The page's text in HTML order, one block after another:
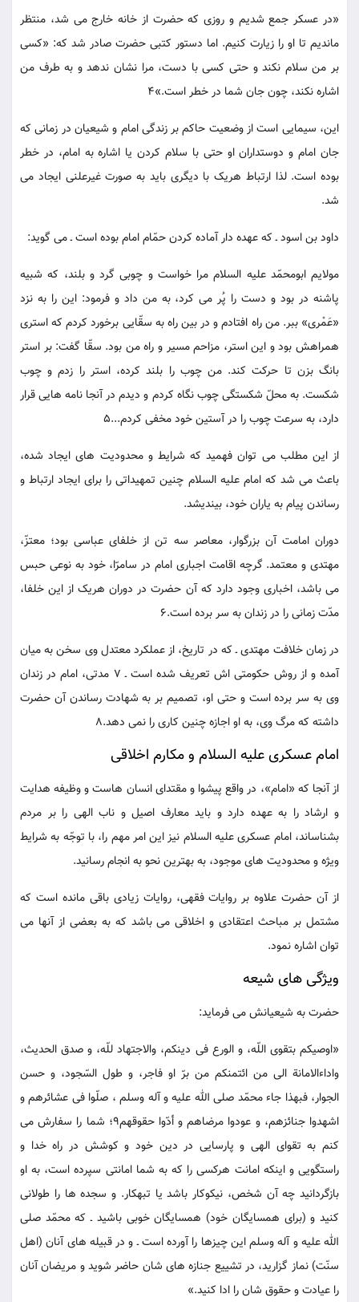
«در عسکر جمع شدیم و روزی که حضرت از خانه خارج می شد، منتظر
ماندیم تا او را زیارت کنیم. اما دستور کتبی حضرت صادر شد که: «کسی
بر من سلام نکند و حتی کسی با دست، مرا نشان ندهد و به طرف من
اشاره نکند، چون جان شما در خطر است.»4
این، سیمایی است از وضعیت حاکم بر زندگی امام و شیعیان در زمانی که
جان امام و دوستداران او حتی با سلام کردن یا اشاره به امام، در خطر
بوده است. لذا ارتباط هریک با دیگری باید به صورت غیرعلنی ایجاد می
شد.
داود بن اسود ـ که عهده دار آماده کردن حمّام امام بوده است ـ می گوید:
مولایم ابومحمّد علیه السلام مرا خواست و چوبی گرد و بلند، که شبیه
پاشنه در بود و دست را پُر می کرد، به من داد و فرمود: این را به نزد
«عَمْری» ببر. من راه افتادم و در بین راه به سقّایی برخورد کردم که استری
همراهش بود و این استر، مزاحم مسیر و راه من بود. سقّا گفت: بر استر
بانگ بزن تا حرکت کند. من چوب را بلند کرده، استر را زدم و چوب
شکست. به محلّ شکستگی چوب نگاه کردم و دیدم در آنجا نامه هایی قرار
دارد، به سرعت چوب را در آستین خود مخفی کردم...5
از این مطلب می توان فهمید که شرایط و محدودیت های ایجاد شده،
باعث می شد که امام علیه السلام چنین تمهیداتی را برای ایجاد ارتباط و
رساندن پیام به یاران خود، بیندیشد.
دوران امامت آن بزرگوار، معاصر سه تن از خلفای عباسی بود؛ معتزّ،
مهتدی و معتمد. گرچه اقامت اجباری امام در سامرّا، خود به نوعی حبس
می باشد، اخباری وجود دارد که آن حضرت در دوران هریک از این خلفا،
مدّت زمانی را در زندان به سر برده است.6
در زمان خلافت مهتدی ـ که در تاریخ، از عملکرد معتدل وی سخن به میان
آمده و از روش حکومتی اش تعریف شده است ـ 7 مدتی، امام در زندان
وی به سر برده است و حتی او، تصمیم بر به شهادت رساندن آن حضرت
داشته که مرگ وی، به او اجازه چنین کاری را نمی دهد.8
امام عسکری علیه السلام و مکارم اخلاقی
از آنجا که «امام»، در واقع پیشوا و مقتدای انسان هاست و وظیفه هدایت
و ارشاد را به عهده دارد و باید معارف اصیل و ناب الهی را بر مردم
بشناساند، امام عسکری علیه السلام نیز این امر مهم را، با توجّه به شرایط
ویژه و محدودیت های موجود، به بهترین نحو به انجام رسانید.
از آن حضرت علاوه بر روایات فقهی، روایات زیادی باقی مانده است که
مشتمل بر مباحث اعتقادی و اخلاقی می باشد که به بعضی از آنها می
توان اشاره نمود.
ویژگی های شیعه
حضرت به شیعیانش می فرماید:
«اوصیکم بتقوی اللّه، و الورع فی دینکم، والاجتهاد للّه، و صدق الحدیث،
واداءالامانة الی من ائتمنکم من برّ او فاجر، و طول السّجود، و حسن
الجوار، فبهذا جاء محمّد صلی الله علیه و آله وسلم ، صلّوا فی عشائرهم و
اشهدوا جنائزهم، و عودوا مرضاهم و أدّوا حقوقهم9؛ شما را سفارش می
کنم به تقوای الهی و پارسایی در دین خود و کوشش در راه خدا و
راستگویی و اینکه امانت هرکسی را که به شما امانتی سپرده است، به او
بازگردانید چه آن شخص، نیکوکار باشد یا تبهکار. و سجده ها را طولانی
کنید و (برای همسایگان خود) همسایگان خوبی باشید ـ که محمّد صلی
الله علیه و آله وسلم این چیزها را آورده است ـ و در قبیله های آنان (اهل
سنّت) نماز گزارید، در تشییع جنازه های شان حاضر شوید و مریضان آنان
را عیادت و حقوق شان را ادا کنید.»